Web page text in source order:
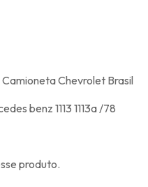
Chevrolet Brasil
benz 1113 1113a /78
produto.